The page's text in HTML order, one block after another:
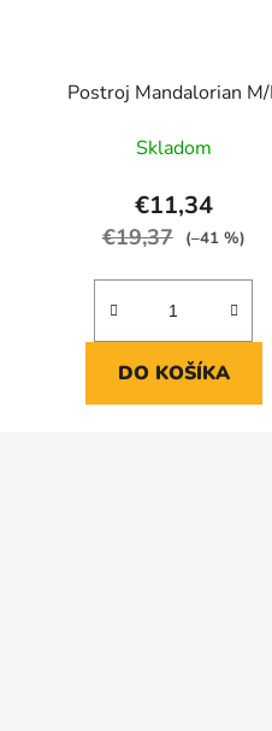
Postroj Mandalorian
Skladom
€11,34
€19,37 (–41 %)
DO KOŠÍKA